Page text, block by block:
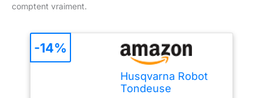
comptent vraiment.
Husqvarna Robot
Tondeuse
-14%